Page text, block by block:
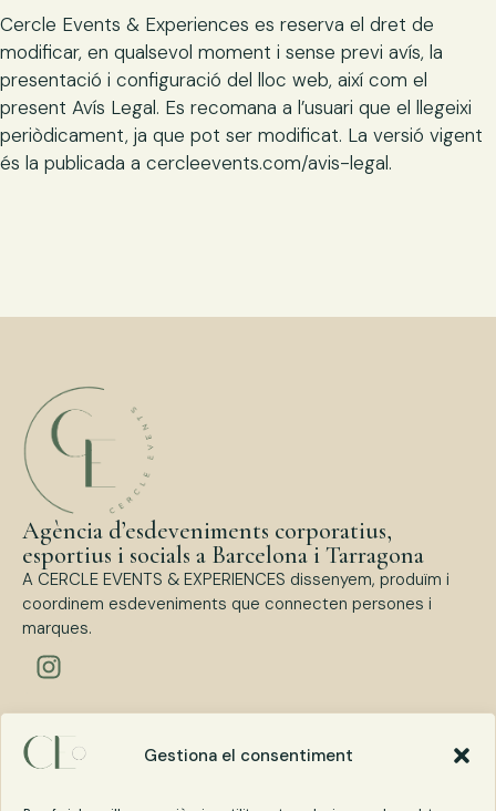
Gestiona el consentiment
Cercle Events & Experiences es reserva el dret de
modificar, en qualsevol moment i sense previ avís, la
presentació i configuració del lloc web, així com el
present Avís Legal. Es recomana a l’usuari que el llegeixi
periòdicament, ja que pot ser modificat. La versió vigent
és la publicada a cercleevents.com/avis-legal.
Agència d’esdeveniments corporatius,
esportius i socials a Barcelona i Tarragona
A CERCLE EVENTS & EXPERIENCES dissenyem, produïm i
coordinem esdeveniments que connecten persones i
marques.
Esdeveniments Corporatius
Esdeveniments Esportius